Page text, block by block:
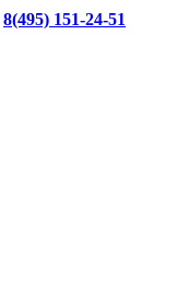
8(495) 151-24-51